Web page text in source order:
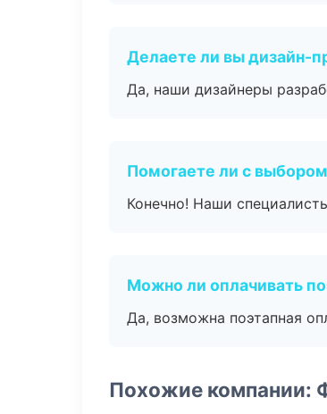
Делаете ли вы дизайн-
Да, наши дизайнеры
Помогаете ли с
Конечно! Наши
Можно ли оплачивать
Да, возможна поэтапная
Похожие компании: